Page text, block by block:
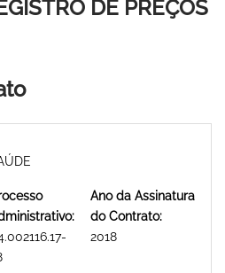
DE PREÇOS
Ano da Assinatura
do Contrato:
2018